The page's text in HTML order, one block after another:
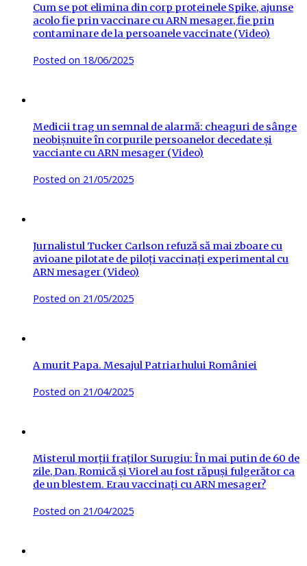
Cum se pot elimina din corp proteinele Spike, ajunse
acolo fie prin vaccinare cu ARN mesager, fie prin
contaminare de la persoanele vaccinate (Video)
Posted on 18/06/2025
Medicii trag un semnal de alarmă: cheaguri de sânge
neobișnuite în corpurile persoanelor decedate și
vacciante cu ARN mesager (Video)
Posted on 21/05/2025
Jurnalistul Tucker Carlson refuză să mai zboare cu
avioane pilotate de piloți vaccinați experimental cu
ARN mesager (Video)
Posted on 21/05/2025
A murit Papa. Mesajul Patriarhului României
Posted on 21/04/2025
Misterul morții fraților Surugiu: În mai putin de 60 de
zile, Dan, Romică și Viorel au fost răpuși fulgerător ca
de un blestem. Erau vaccinați cu ARN mesager?
Posted on 21/04/2025